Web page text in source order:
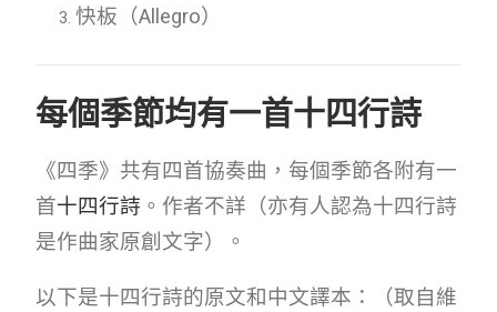
快板（Allegro）
每個季節均有一首十四行詩
《四季》共有四首協奏曲，每個季節各附有一
首十四行詩 。作者不詳（亦有人認為十四行詩
是作曲家原創文字）。
以下是十四行詩的原文和中文譯本：（取自維